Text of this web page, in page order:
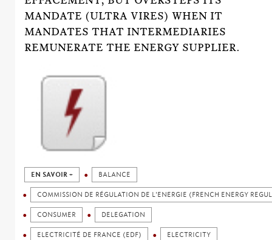
MANDATE (ULTRA VIRES) WHEN IT
MANDATES THAT INTERMEDIARIES
REMUNERATE THE ENERGY SUPPLIER.
EN SAVOIR + BALANCE
COMMISSION DE RÉGULATION DE L'ENERGIE (FRENCH ENERGY
CONSUMER DELEGATION
ELECTRICITÉ DE FRANCE (EDF) ELECTRICITY